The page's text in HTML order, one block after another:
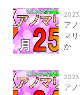
ア
マ
か
ア